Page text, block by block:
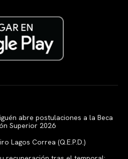
abre postulaciones a la Beca
Superior 2026
Lagos Correa (Q.E.P.D.)